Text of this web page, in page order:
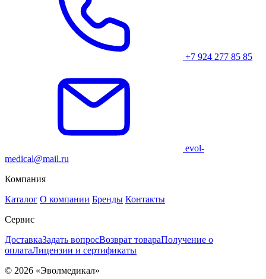
+7 924 277 85 85
evol-
medical@mail.ru
Компания
Каталог О компании Бренды Контакты
Сервис
ДоставкаЗадать вопросВозврат товараПолучение о
оплатаЛицензии и сертификаты
© 2026 «Эволмедикал»